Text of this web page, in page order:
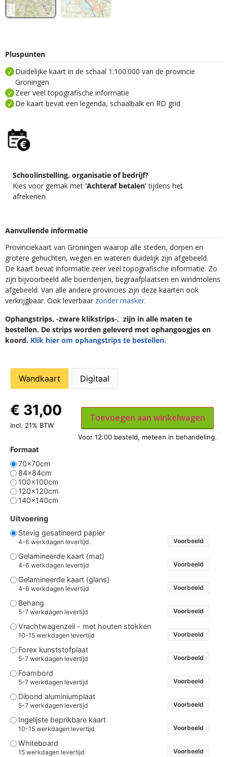
Pluspunten
Duidelijke kaart in de schaal 1:100.000 van de provincie
Groningen
Zeer veel topografische informatie
De kaart bevat een legenda, schaalbalk en RD grid
Schoolinstelling, organisatie of bedrijf?
Kies voor gemak met ‘Achteraf betalen’tijdens het
afrekenen.
Aanvullende informatie
Provinciekaart van Groningen waarop alle steden, dorpen en
grotere gehuchten, wegen en wateren duidelijk zijn afgebeeld.
De kaart bevat informatie zeer veel topografische informatie. Zo
zijn bijvoorbeeld alle boerderijen, begraafplaatsen en windmolens
afgebeeld. Van alle andere provincies zijn deze kaarten ook
verkrijgbaar. Ook leverbaar zonder masker.
Ophangstrips, -zware klikstrips-, zijn in alle maten te
bestellen. De strips worden geleverd met ophangoogjes en
koord. Klik hier om ophangstrips te bestellen.
Wandkaart Digitaal
Formaat
70x70cm
84x84cm
100x100cm
120x120cm
140x140cm
Uitvoering
Stevig gesatineerd papier
4-6 werkdagen levertijd. Voorbeeld
Gelamineerde kaart (mat)
4-6 werkdagen levertijd Voorbeeld
Gelamineerde kaart (glans)
4-6 werkdagen levertijd Voorbeeld
Behang
5-7 werkdagen levertijd Voorbeeld
Vrachtwagenzeil - met houten stokken
10-15 werkdagen levertijd Voorbeeld
Forex kunststofplaat
5-7 werkdagen levertijd Voorbeeld
Foambord
5-7 werkdagen levertijd Voorbeeld
Dibond aluminiumplaat
5-7 werkdagen levertijd Voorbeeld
Ingelijste beprikbare kaart
10-15 werkdagen levertijd Voorbeeld
Whiteboard
15 werkdagen levertijd Voorbeeld
€ 31,00
incl. 21% BTW
Toevoegen aan winkelwagen